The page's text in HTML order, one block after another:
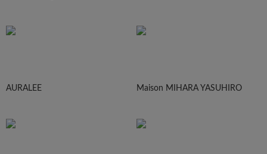
AURALEE Maison MIHARA YASUHIRO